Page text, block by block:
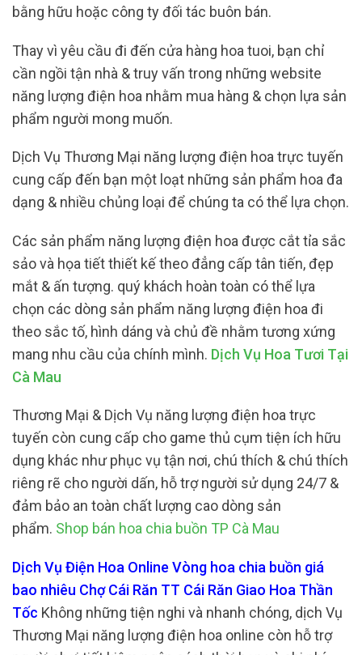
bằng hữu hoặc công ty đối tác buôn bán.
Thay vì yêu cầu đi đến cửa hàng hoa tuoi, bạn chỉ
cần ngồi tận nhà & truy vấn trong những website
năng lượng điện hoa nhằm mua hàng & chọn lựa sản
phẩm người mong muốn.
Dịch Vụ Thương Mại năng lượng điện hoa trực tuyến
cung cấp đến bạn một loạt những sản phẩm hoa đa
dạng & nhiều chủng loại để chúng ta có thể lựa chọn.
Các sản phẩm năng lượng điện hoa được cắt tỉa sắc
sảo và họa tiết thiết kế theo đẳng cấp tân tiến, đẹp
mắt & ấn tượng. quý khách hoàn toàn có thể lựa
chọn các dòng sản phẩm năng lượng điện hoa đi
theo sắc tố, hình dáng và chủ đề nhằm tương xứng
mang nhu cầu của chính mình. Dịch Vụ Hoa Tươi Tại
Cà Mau
Thương Mại & Dịch Vụ năng lượng điện hoa trực
tuyến còn cung cấp cho game thủ cụm tiện ích hữu
dụng khác như phục vụ tận nơi, chú thích & chú thích
riêng rẽ cho người dấn, hỗ trợ người sử dụng 24/7 &
đảm bảo an toàn chất lượng cao dòng sản
phẩm. Shop bán hoa chia buồn TP Cà Mau
Dịch Vụ Điện Hoa Online Vòng hoa chia buồn giá
bao nhiêu Chợ Cái Răn TT Cái Răn Giao Hoa Thần
Tốc Không những tiện nghi và nhanh chóng, dịch Vụ
Thương Mại năng lượng điện hoa online còn hỗ trợ